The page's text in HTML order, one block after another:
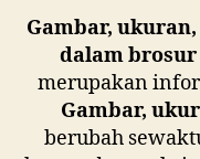
Gambar, ukuran,
dalam
merupakan
Gambar,
berubah